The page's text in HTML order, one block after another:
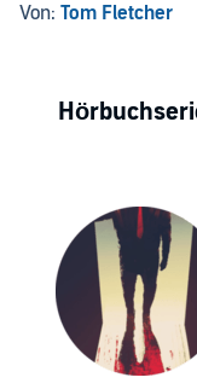
Von: Tom Fletcher